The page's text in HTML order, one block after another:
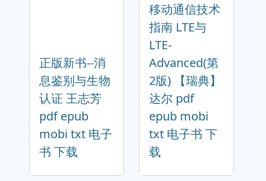
正版新书--消
息鉴别与生物
认证 王志芳
pdf epub
mobi txt 电子
书 下载
移动通信技术
指南 LTE与
LTE-
Advanced(第
2版) 【瑞典】
达尔 pdf
epub mobi
txt 电子书 下
载